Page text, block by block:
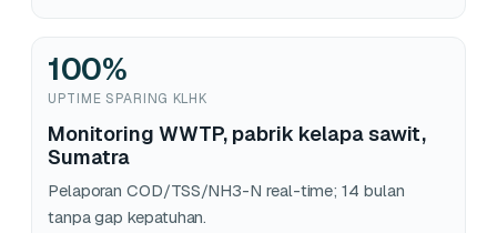
100%
UPTIME SPARING KLHK
Monitoring WWTP, pabrik kelapa sawit,
Sumatra
Pelaporan COD/TSS/NH3-N real-time; 14 bulan
tanpa gap kepatuhan.